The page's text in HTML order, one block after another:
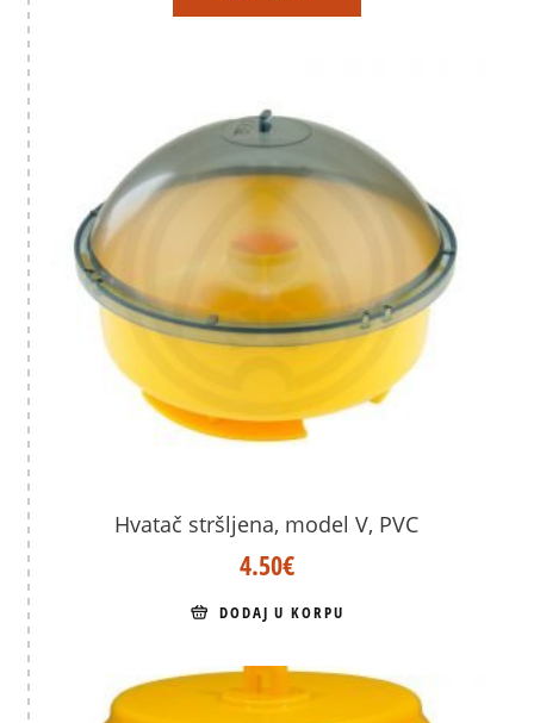
Hvatač stršljena, model V, PVC
4.50€
DODAJ U KORPU